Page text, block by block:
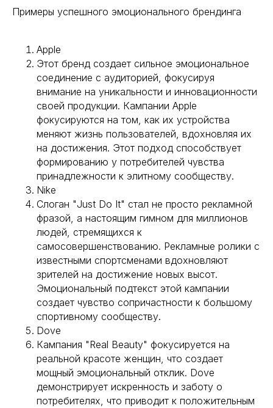
Примеры успешного эмоционального брендинга
Apple
Этот бренд создает сильное эмоциональное
соединение с аудиторией, фокусируя
внимание на уникальности и инновационности
своей продукции. Кампании Apple
фокусируются на том, как их устройства
меняют жизнь пользователей, вдохновляя их
на достижения. Этот подход способствует
формированию у потребителей чувства
принадлежности к элитному сообществу.
Nike
Слоган "Just Do It" стал не просто рекламной
фразой, а настоящим гимном для миллионов
людей, стремящихся к
самосовершенствованию. Рекламные ролики с
известными спортсменами вдохновляют
зрителей на достижение новых высот.
Эмоциональный подтекст этой кампании
создает чувство сопричастности к большому
спортивному сообществу.
Dove
Кампания "Real Beauty" фокусируется на
реальной красоте женщин, что создает
мощный эмоциональный отклик. Dove
демонстрирует искренность и заботу о
потребителях, что приводит к положительным